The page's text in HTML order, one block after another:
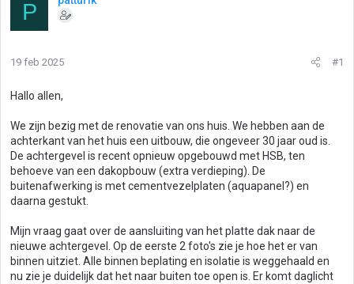
P
19 feb 2025 #1
Hallo allen,
We zijn bezig met de renovatie van ons huis. We hebben aan de
achterkant van het huis een uitbouw, die ongeveer 30 jaar oud is.
De achtergevel is recent opnieuw opgebouwd met HSB, ten
behoeve van een dakopbouw (extra verdieping). De
buitenafwerking is met cementvezelplaten (aquapanel?) en
daarna gestukt.
Mijn vraag gaat over de aansluiting van het platte dak naar de
nieuwe achtergevel. Op de eerste 2 foto's zie je hoe het er van
binnen uitziet. Alle binnen beplating en isolatie is weggehaald en
nu zie je duidelijk dat het naar buiten toe open is. Er komt daglicht